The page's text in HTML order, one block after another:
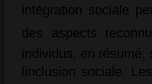
intégration sociale
des aspects
individus, en
linclusion sociale.